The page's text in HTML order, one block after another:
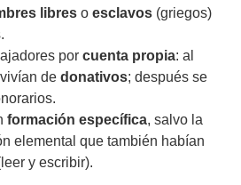
libres o esclavos (griegos)
por cuenta propia: al
de donativos; después se
formación específica, salvo la
elemental que también habían
y escribir).